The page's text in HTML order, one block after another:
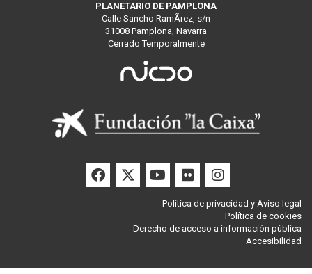
PLANETARIO DE PAMPLONA
Calle Sancho RamÃ­rez, s/n
31008 Pamplona, Navarra
Cerrado Temporalmente
Facebook
TwitterYoutube
Flickr
Política de privacidad y Aviso legal
Política de cookies
Derecho de acceso a información pública
Accesibilidad